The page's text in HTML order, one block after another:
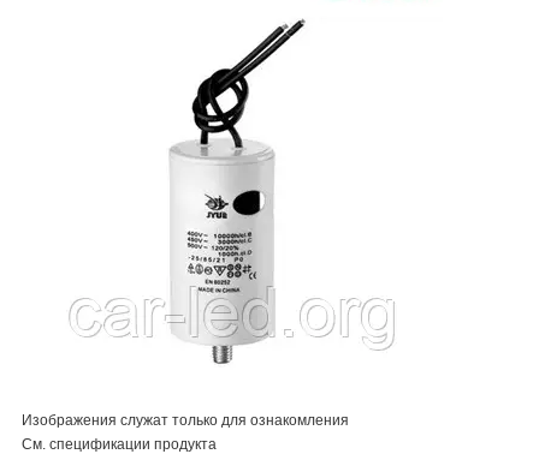
Изображения служат только для ознакомления
См. спецификации продукта